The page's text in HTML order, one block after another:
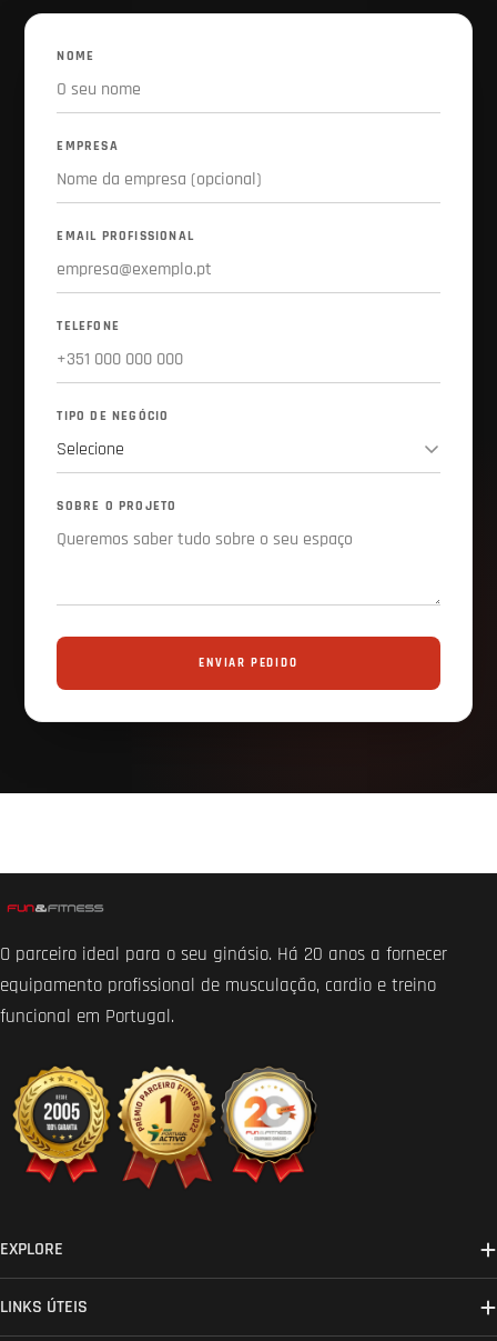
NOME
EMPRESA
EMAIL PROFISSIONAL
TELEFONE
TIPO DE NEGÓCIO
SOBRE O PROJETO
ENVIAR PEDIDO
O parceiro ideal para o seu ginásio. Há 20 anos a fornecer
equipamento profissional de musculação, cardio e treino
funcional em Portugal.
EXPLORE
LINKS ÚTEIS